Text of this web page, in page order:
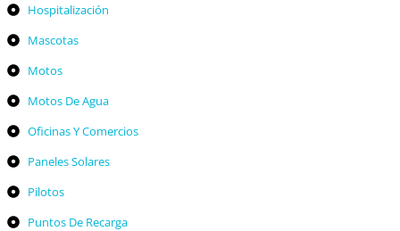
Hospitalización
Mascotas
Motos
Motos De Agua
Oficinas Y Comercios
Paneles Solares
Pilotos
Puntos De Recarga